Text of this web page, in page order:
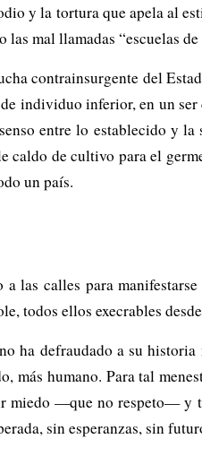
y la tortura que apela al
mal llamadas “escuelas
contrainsurgente del
individuo inferior, en un
entre lo establecido y
caldo de cultivo para el
un país.
las calles para
todos ellos execrables
ha defraudado a su
más humano. Para tal
—que no respeto— y
sin esperanzas, sin